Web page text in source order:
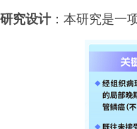
研究设计：本研究是一